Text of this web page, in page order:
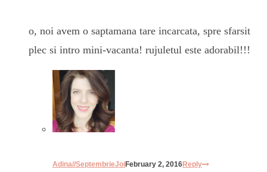
o, noi avem o saptamana tare incarcata, spre sfarsit
plec si intro mini-vacanta! rujuletul este adorabil!!!
Adina//SeptembrieJoiFebruary 2, 2016Reply